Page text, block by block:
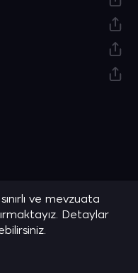
ve mevzuata
Detaylar